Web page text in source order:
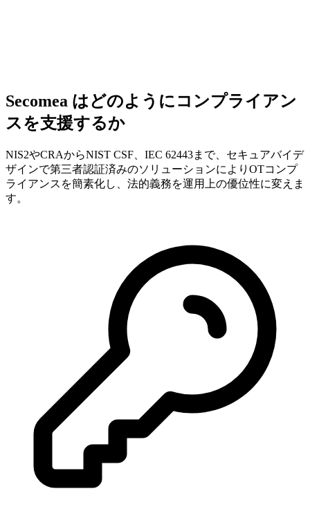
Secomea はどのようにコンプライアン
スを支援するか
NIS2やCRAからNIST CSF、IEC 62443まで、セキュアバイデ
ザインで第三者認証済みのソリューションによりOTコンプ
ライアンスを簡素化し、法的義務を運用上の優位性に変えま
す。